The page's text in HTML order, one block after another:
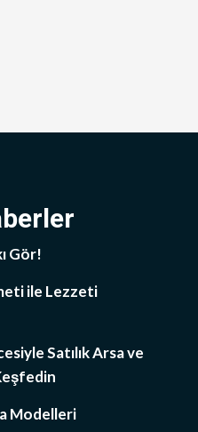
Gör!
ile Lezzeti
Satılık Arsa ve
Modelleri